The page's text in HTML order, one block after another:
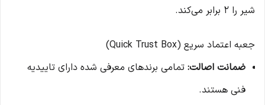
شیر را ۲ برابر می‌کند.
جعبه اعتماد سریع (Quick Trust Box)
ضمانت اصالت: تمامی برندهای معرفی شده دارای تاییدیه
فنی هستند.